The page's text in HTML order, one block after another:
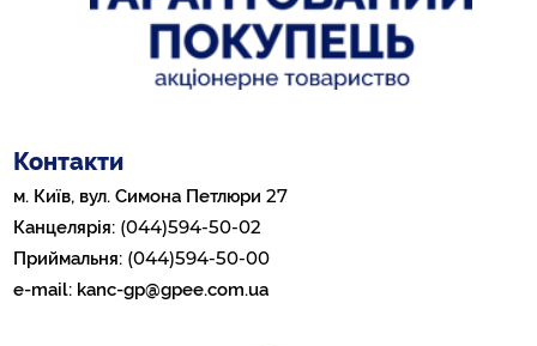
Контакти
м. Київ, вул. Симона Петлюри27
Канцелярія: (044)594-50-02
Приймальня: (044)594-50-00
e-mail: kanc-gp@gpee.com.ua